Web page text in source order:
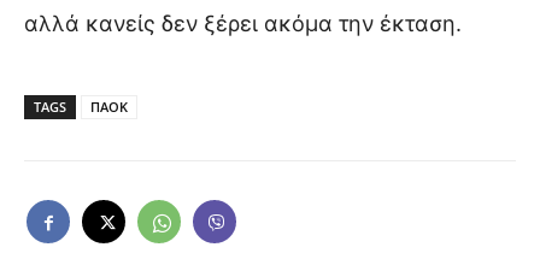
αλλά κανείς δεν ξέρει ακόμα την έκταση.
TAGS ΠΑΟΚ